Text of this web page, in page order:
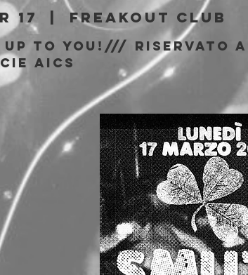
17 Freakout Club
Up to You!/// riservato
aics